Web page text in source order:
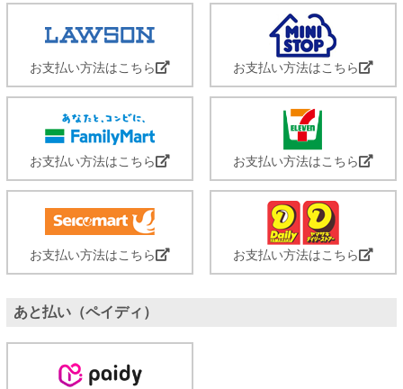
お支払い方法はこちら お支払い方法はこちら
お支払い方法はこちら お支払い方法はこちら
お支払い方法はこちら お支払い方法はこちら
あと払い（ペイディ）